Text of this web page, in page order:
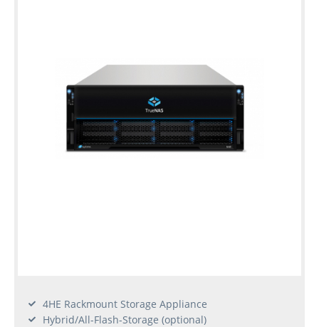
4HE Rackmount Storage Appliance
Hybrid/All-Flash-Storage (optional)